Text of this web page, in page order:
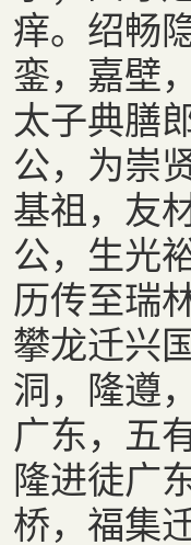
痒。绍畅
銮，嘉壁
太子典膳
公，为崇
基祖，友
公，生光
历传至瑞
攀龙迁兴
洞，隆遵
广东，五
隆进徒广
桥，福集